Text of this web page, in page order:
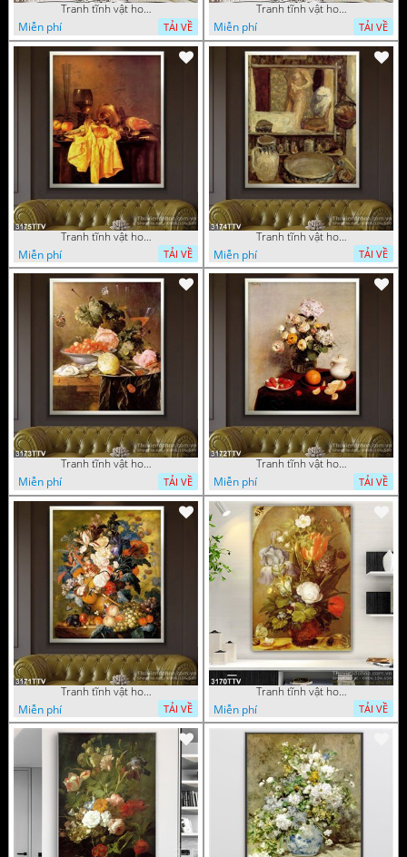
Tranh tĩnh vật hoa quả sơn dầu nghệ thuật
Miễn phí
TẢI VỀ
Tranh tĩnh vật hoa quả sơn dầu trang trí tường
Miễn phí
TẢI VỀ
Tranh tĩnh vật hoa quả sơn dầu trang trí đẹp
Miễn phí
TẢI VỀ
Tranh tĩnh vật hoa quả sơn dầu nghệ thuật
Miễn phí
TẢI VỀ
Tranh tĩnh vật hoa quả sơn dầu độc đáo đẹp
Miễn phí
TẢI VỀ
Tranh tĩnh vật hoa quả sơn dầu trang trí phòng ngủ
Miễn phí
TẢI VỀ
Tranh tĩnh vật hoa quả sơn dầu đẹp
Miễn phí
TẢI VỀ
Tranh tĩnh vật hoa quả sơn dầu độc đáo
Miễn phí
TẢI VỀ